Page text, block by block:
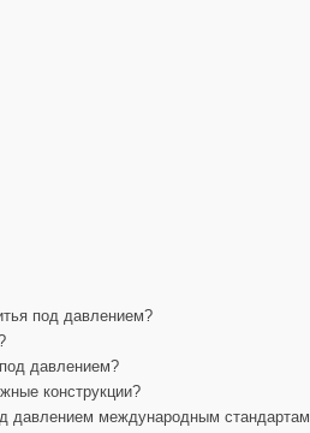
под давлением?
давлением?
конструкции?
давлением международным стандартам